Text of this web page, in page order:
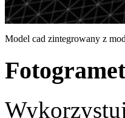
Model cad zintegrowany z